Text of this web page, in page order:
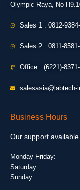
Olympic Raya, No
Sales 1 : 0812-
Sales 2 : 0811-
Office : (6221)-
salesasia@labtech-
Business Hours
Our support
Monday-Friday:
Saturday:
Sunday: